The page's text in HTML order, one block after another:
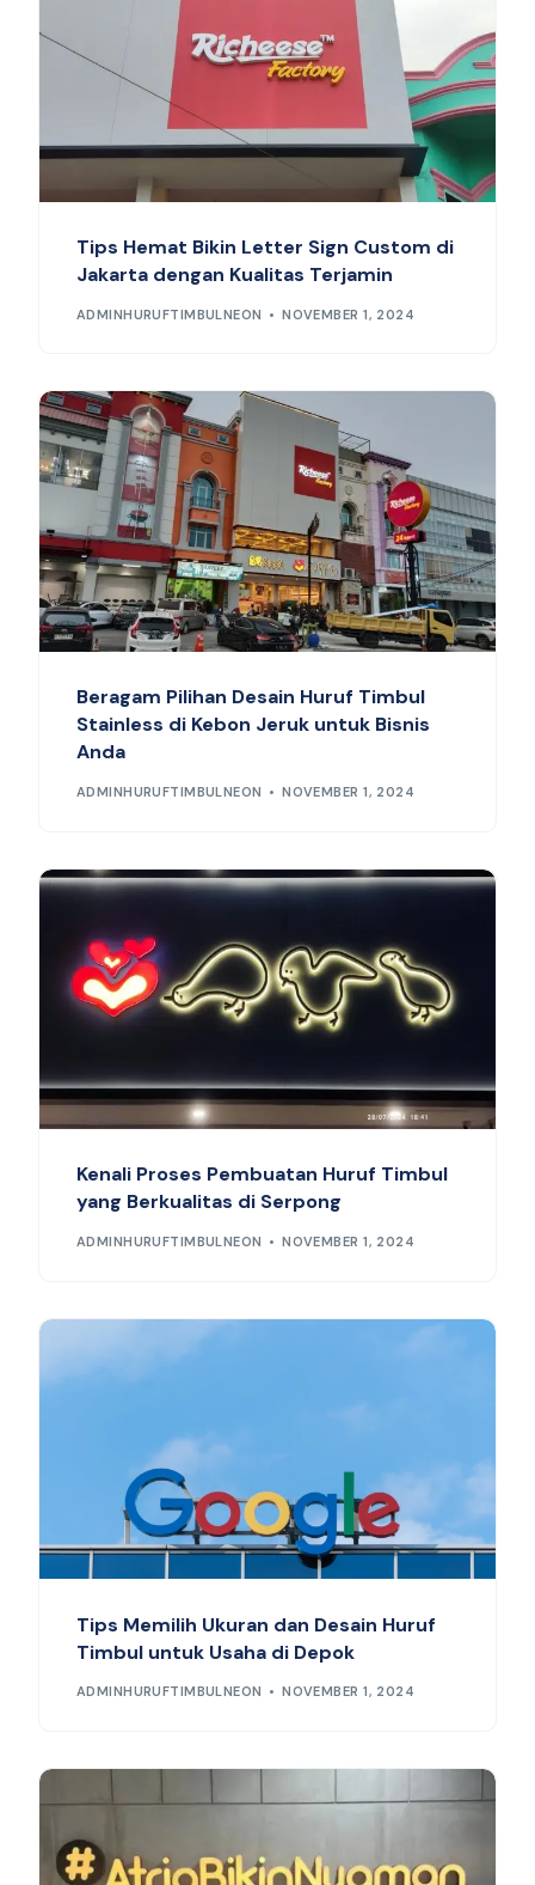
Tips Hemat Bikin Letter Sign Custom di
Jakarta dengan Kualitas Terjamin
ADMINHURUFTIMBULNEON NOVEMBER 1, 2024
Beragam Pilihan Desain Huruf Timbul
Stainless di Kebon Jeruk untuk Bisnis
Anda
ADMINHURUFTIMBULNEON NOVEMBER 1, 2024
Kenali Proses Pembuatan Huruf Timbul
yang Berkualitas di Serpong
ADMINHURUFTIMBULNEON NOVEMBER 1, 2024
Tips Memilih Ukuran dan Desain Huruf
Timbul untuk Usaha di Depok
ADMINHURUFTIMBULNEON NOVEMBER 1, 2024